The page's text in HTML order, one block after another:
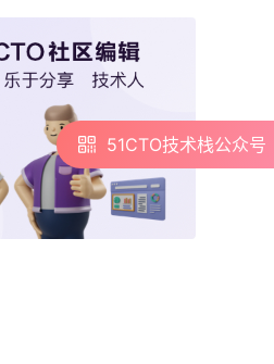
51CTO技术栈公众号
51CTO技术栈公众号